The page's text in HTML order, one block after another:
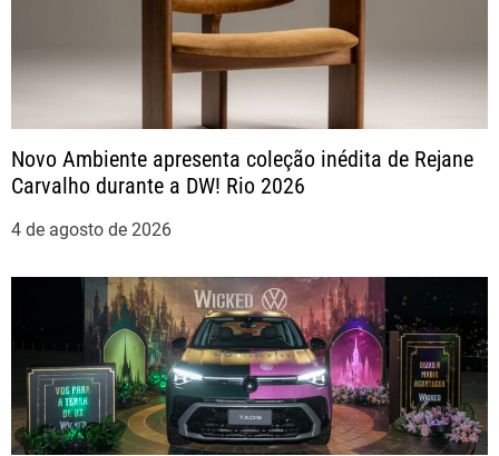
ç
o
d
e
P
s
Novo Ambiente apresenta coleção inédita de Rejane
Carvalho durante a DW! Rio 2026
4 de agosto de 2026